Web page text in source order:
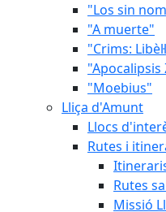
"Los sin
"A muerte"
"Crims:
"Moebius"
Lliça d'Amunt
Llocs
Rutes i
Rutes
Missió